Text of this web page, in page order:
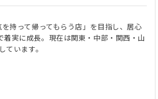
持って帰ってもらう店」を目指し、居心
実に成長。現在は関東・中部・関西・山
ています。